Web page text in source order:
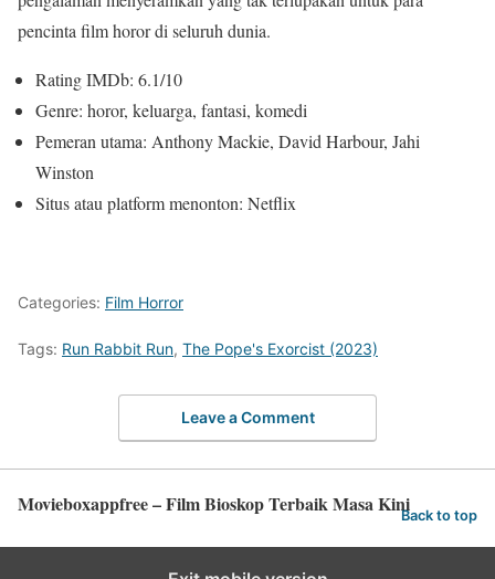
pencinta film horor di seluruh dunia.
Rating IMDb: 6.1/10
Genre: horor, keluarga, fantasi, komedi
Pemeran utama: Anthony Mackie, David Harbour, Jahi
Winston
Situs atau platform menonton: Netflix
Categories: Film Horror
Tags: Run Rabbit Run, The Pope's Exorcist (2023)
Leave a Comment
Movieboxappfree – Film Bioskop Terbaik Masa KiniBack to top